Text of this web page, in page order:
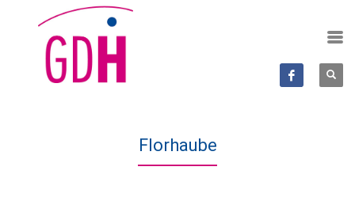
Florhaube